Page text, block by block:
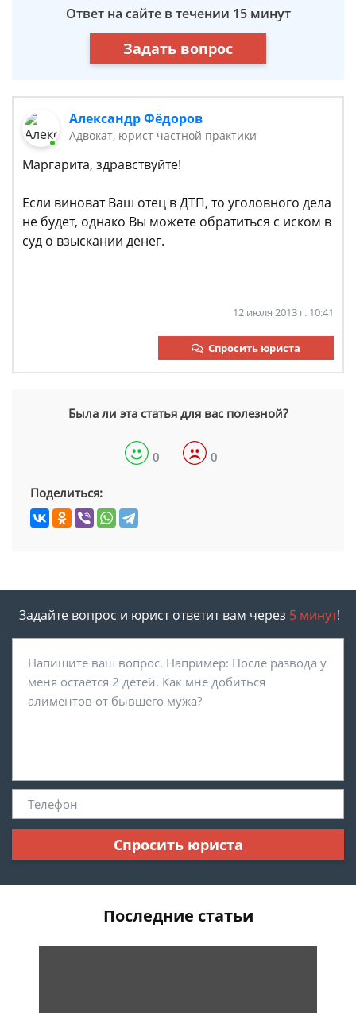
Ответ на сайте в течении 15 минут
Задать вопрос
Александр Фёдоров
Адвокат, юрист частной практики
Маргарита, здравствуйте!
Если виноват Ваш отец в ДТП, то уголовного дела
не будет, однако Вы можете обратиться с иском в
суд о взыскании денег.
12 июля 2013 г. 10:41
Спросить юриста
Была ли эта статья для вас полезной?
0 0
Поделиться:
Задайте вопрос и юрист ответит вам через 5 минут!
Спросить юриста
Последние статьи